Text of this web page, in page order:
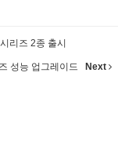
리즈 2종 출시
성능 업그레이드 Next